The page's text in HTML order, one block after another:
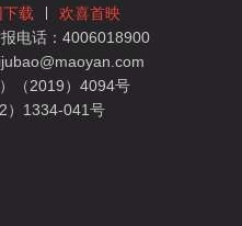
下载
欢喜首映
电话：4006018900
（2019）4094号
）1334-041号